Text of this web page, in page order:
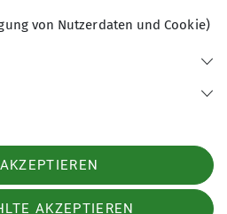
von Nutzerdaten und Cookie)
AKZEPTIEREN